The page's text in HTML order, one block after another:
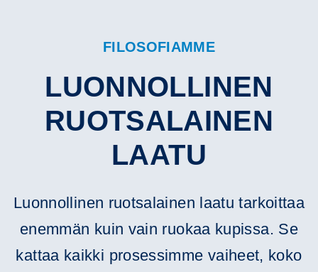
FILOSOFIAMME
LUONNOLLINEN
RUOTSALAINEN
LAATU
Luonnollinen ruotsalainen laatu tarkoittaa
enemmän kuin vain ruokaa kupissa. Se
kattaa kaikki prosessimme vaiheet, koko